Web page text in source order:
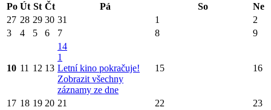
Po Út St Čt Pá So
Ne
27 28 29 30 31 1
2
3
4 5 6 7 8 9
10 11 12 13
14
1
Letní kino pokračuje!
Zobrazit všechny
záznamy ze dne
15 16
17 18 19 20 21 22 23